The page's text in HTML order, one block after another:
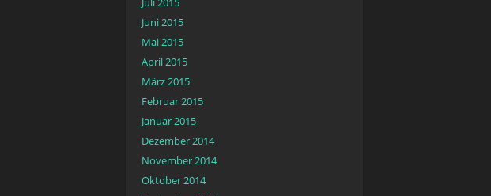
Juni 2015
Mai 2015
April 2015
März 2015
Februar 2015
Januar 2015
Dezember 2014
November 2014
Oktober 2014